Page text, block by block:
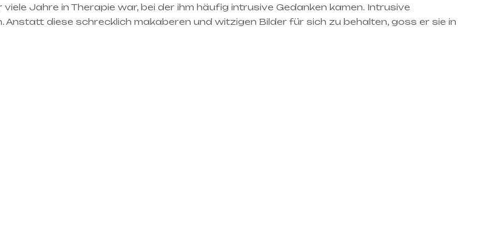
Jahre in Therapie war, bei der ihm häufig intrusive Gedanken kamen. Intrusive
Anstatt diese schrecklich makaberen und witzigen Bilder für sich zu behalten, goss er sie in